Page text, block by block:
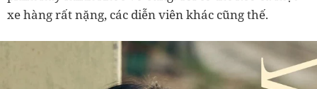
xe hàng rất nặng, các diễn viên khác cũng thế.